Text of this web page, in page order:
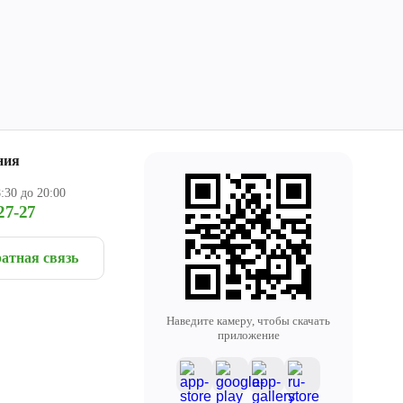
до 20:00
27
связь
Наведите камеру, чтобы скачать
приложение